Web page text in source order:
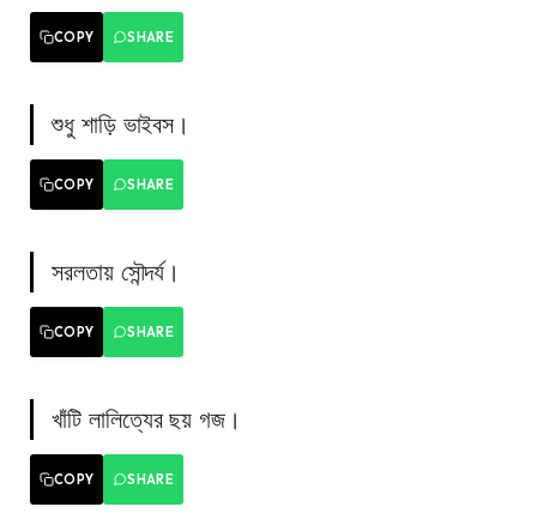
COPY SHARE
শুধু শাড়ি ভাইবস।
COPY SHARE
সরলতায় সৌন্দর্য।
COPY SHARE
খাঁটি লালিত্যের ছয় গজ।
COPY SHARE